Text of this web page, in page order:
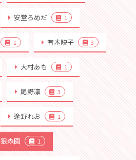
安堂ろめだ 1
1 有木映子 3
大村あも 1
尾野凛 3
逢野れお 1
狼森圓 1